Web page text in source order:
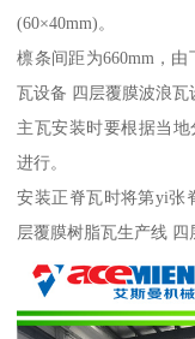
(60×40mm)。
檩条间距为660mm，
瓦设备 四层覆膜波浪瓦
主瓦安装时要根据当
进行。
安装正脊瓦时将第yi张
层覆膜树脂瓦生产线